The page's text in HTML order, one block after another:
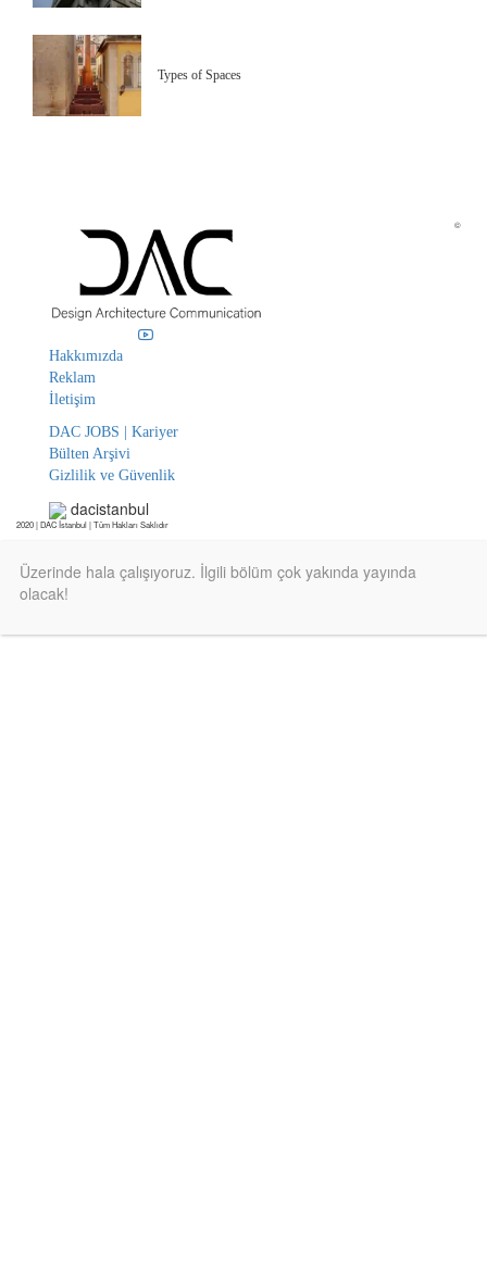
Types of Spaces
Hakkımızda
Reklam
İletişim
DAC JOBS | Kariyer
Bülten Arşivi
Gizlilik ve Güvenlik
dacistanbul
©
2020 | DAC İstanbul | Tüm Hakları Saklıdır
Üzerinde hala çalışıyoruz. İlgili bölüm çok yakında yayında
olacak!